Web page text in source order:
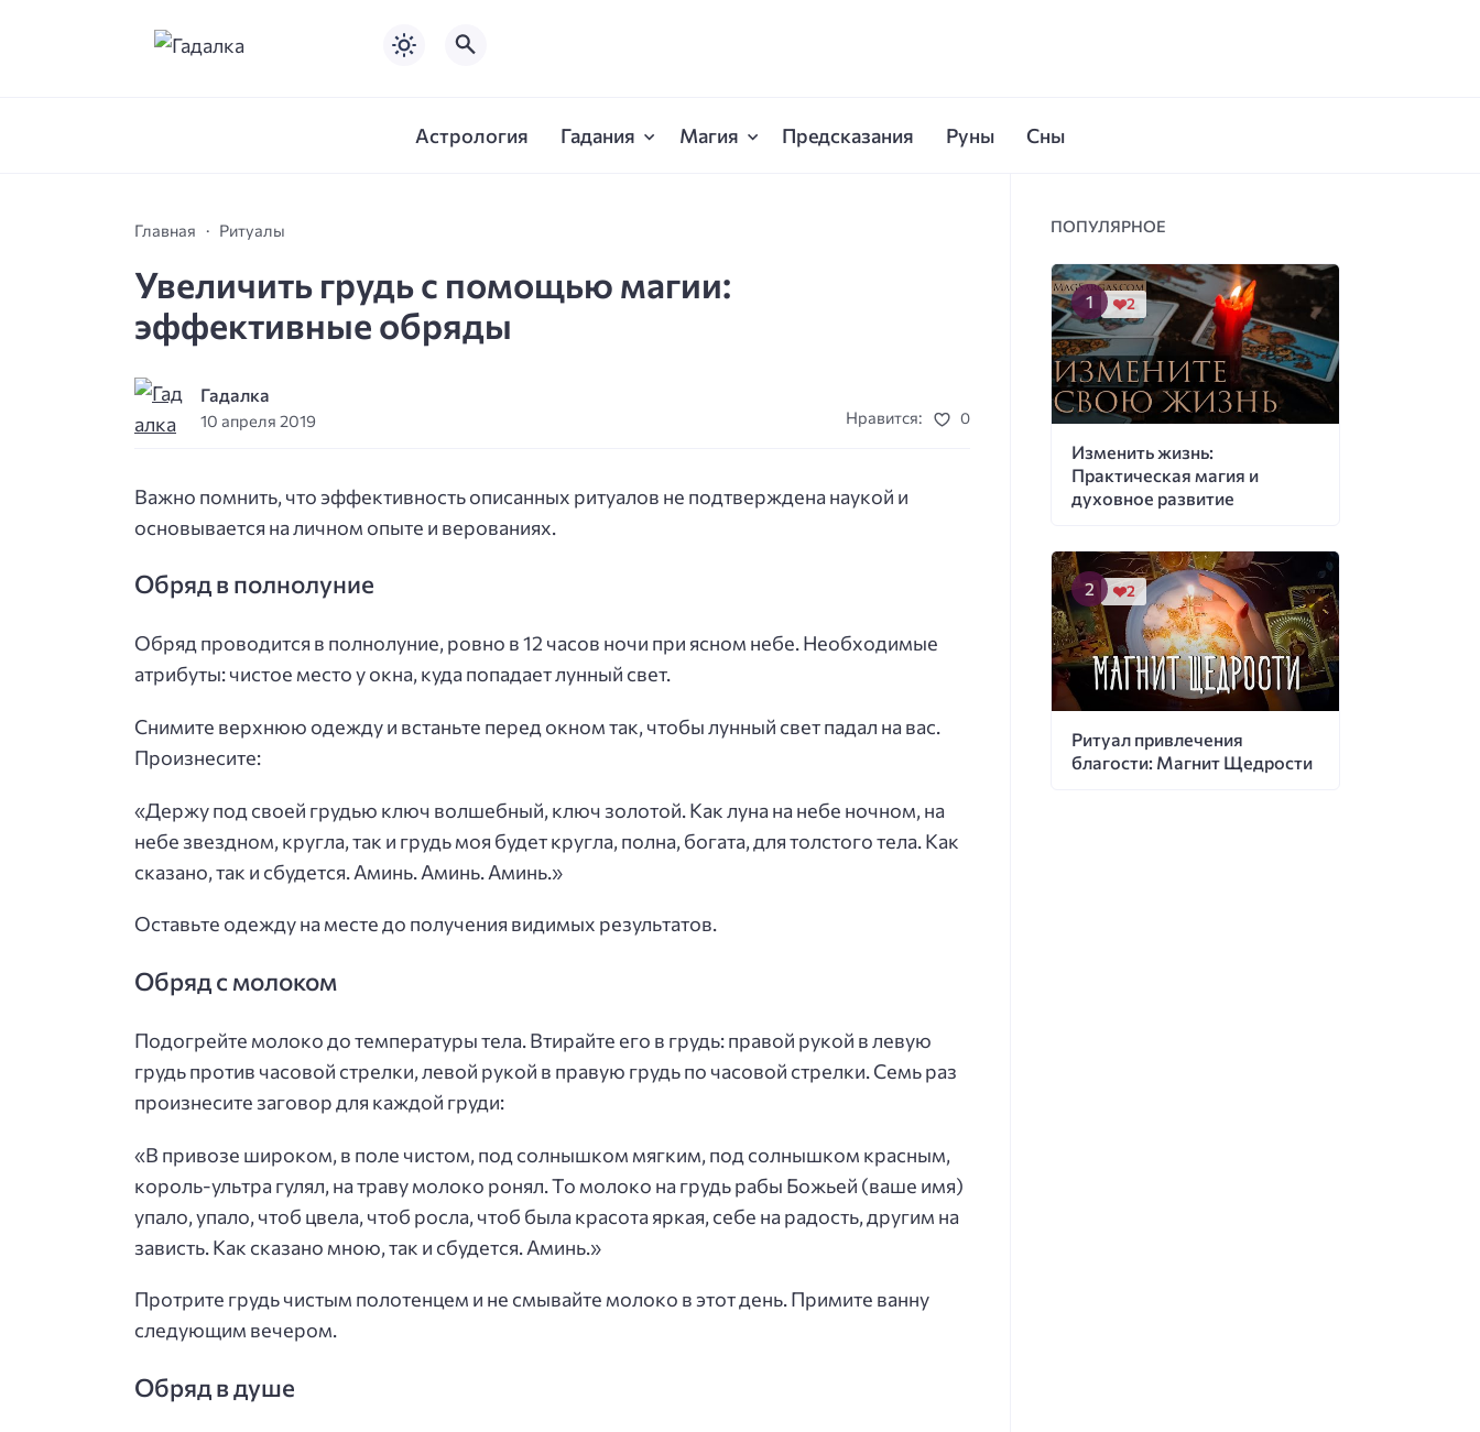
Астрология Гадания Магия Предсказания Руны Сны
Главная Ритуалы
Увеличить грудь с помощью магии:
эффективные обряды
Гадалка
10 апреля 2019 Нравится: 0
Важно помнить, что эффективность описанных ритуалов не подтверждена наукой и
основывается на личном опыте и верованиях.
Обряд в полнолуние
Обряд проводится в полнолуние, ровно в 12 часов ночи при ясном небе. Необходимые
атрибуты: чистое место у окна, куда попадает лунный свет.
Снимите верхнюю одежду и встаньте перед окном так, чтобы лунный свет падал на вас.
Произнесите:
«Держу под своей грудью ключ волшебный, ключ золотой. Как луна на небе ночном, на
небе звездном, кругла, так и грудь моя будет кругла, полна, богата, для толстого тела. Как
сказано, так и сбудется. Аминь. Аминь. Аминь.»
Оставьте одежду на месте до получения видимых результатов.
Обряд с молоком
Подогрейте молоко до температуры тела. Втирайте его в грудь: правой рукой в левую
грудь против часовой стрелки, левой рукой в правую грудь по часовой стрелки. Семь раз
произнесите заговор для каждой груди:
«В привозе широком, в поле чистом, под солнышком мягким, под солнышком красным,
король-ультра гулял, на траву молоко ронял. То молоко на грудь рабы Божьей (ваше имя)
упало, упало, чтоб цвела, чтоб росла, чтоб была красота яркая, себе на радость, другим на
зависть. Как сказано мною, так и сбудется. Аминь.»
Протрите грудь чистым полотенцем и не смывайте молоко в этот день. Примите ванну
следующим вечером.
Обряд в душе
ПОПУЛЯРНОЕ
Изменить жизнь:
Практическая магия и
духовное развитие
2
Ритуал привлечения
благости: Магнит Щедрости
2